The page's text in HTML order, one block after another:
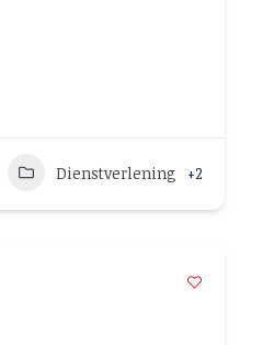
Dienstverlening +2